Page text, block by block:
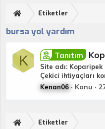
Etiketler
bursa yol yardım
K Tanıtım
Site adı:
Çekici ihtiyaçları
Kenan06
Konu
Etiketler